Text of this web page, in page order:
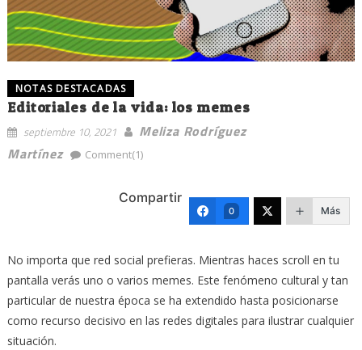
NOTAS DESTACADAS
Editoriales de la vida: los memes
septiembre 10, 2021
Meliza Rodríguez
Martínez
Comment(1)
Compartir
0 Más
No importa que red social prefieras. Mientras haces scroll en tu
pantalla verás uno o varios memes. Este fenómeno cultural y tan
particular de nuestra época se ha extendido hasta posicionarse
como recurso decisivo en las redes digitales para ilustrar cualquier
situación.